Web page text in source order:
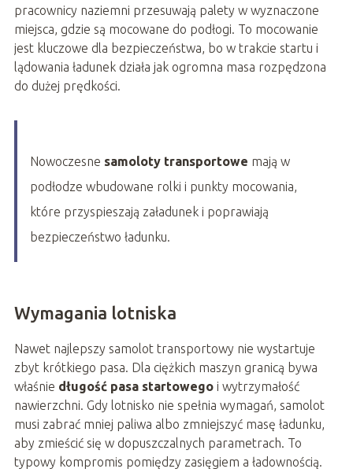
pracownicy naziemni przesuwają palety w wyznaczone
miejsca, gdzie są mocowane do podłogi. To mocowanie
jest kluczowe dla bezpieczeństwa, bo w trakcie startu i
lądowania ładunek działa jak ogromna masa rozpędzona
do dużej prędkości.
Nowoczesne samoloty transportowe mają w
podłodze wbudowane rolki i punkty mocowania,
które przyspieszają załadunek i poprawiają
bezpieczeństwo ładunku.
Wymagania lotniska
Nawet najlepszy samolot transportowy nie wystartuje
zbyt krótkiego pasa. Dla ciężkich maszyn granicą bywa
właśnie długość pasa startowegoi wytrzymałość
nawierzchni. Gdy lotnisko nie spełnia wymagań, samolot
musi zabrać mniej paliwa albo zmniejszyć masę ładunku,
aby zmieścić się w dopuszczalnych parametrach. To
typowy kompromis pomiędzy zasięgiem a ładownością.